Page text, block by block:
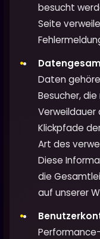
besucht
Seite
Daten
Besucher,
Klickpfade
Art des
Diese
die
auf unserer